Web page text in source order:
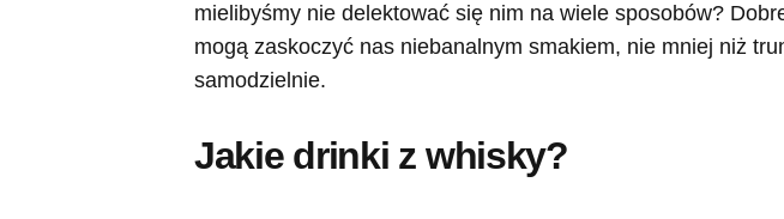
mielibyśmy nie delektować się nim na wiele sposobów?
mogą zaskoczyć nas niebanalnym smakiem, nie mniej niż
samodzielnie.
Jakie drinki z whisky?